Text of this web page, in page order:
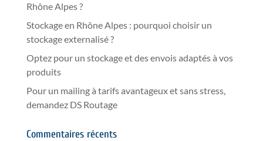
Rhône Alpes ?
Stockage en Rhône Alpes : pourquoi choisir un
stockage externalisé ?
Optez pour un stockage et des envois adaptés à vos
produits
Pour un mailing à tarifs avantageux et sans stress,
demandez DS Routage
Commentaires récents